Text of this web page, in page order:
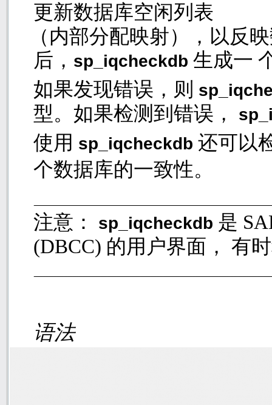
更新数据库空闲列表
（内部分配映射），以反
后， sp_iqcheckdb 生成一
如果发现错误，则
型。如果检测到错误，
使用 sp_iqcheckdb 还可以
个数据库的一致性。
注意： sp_iqcheckdb 是
(DBCC) 的用户界面， 有
语法